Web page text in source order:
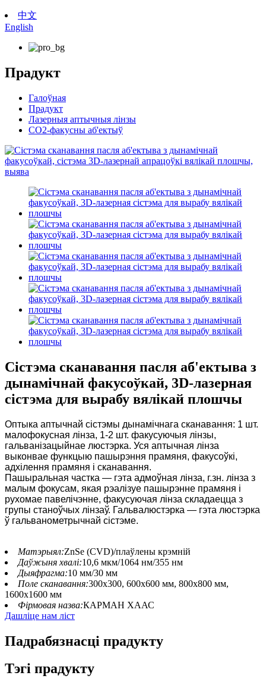
中文
English
Прадукт
Галоўная
Прадукт
Лазерныя аптычныя лінзы
CO2-факусны аб'ектыў
Сістэма сканавання пасля аб'ектыва з
дынамічнай факусоўкай, 3D-лазерная
сістэма для вырабу вялікай плошчы
Оптыка аптычнай сістэмы дынамічнага сканавання: 1 шт.
малофокусная лінза, 1-2 шт. факусуючыя лінзы,
гальванізацыйнае люстэрка. Уся аптычная лінза
выконвае функцыю пашырэння прамяня, факусоўкі,
адхілення прамяня і сканавання.
Пашыральная частка — гэта адмоўная лінза, г.зн. лінза з
малым фокусам, якая рэалізуе пашырэнне прамяня і
рухомае павелічэнне, факусуючая лінза складаецца з
групы станоўчых лінзаў. Гальвалюстэрка — гэта люстэрка
ў гальванометрычнай сістэме.
Матэрыял:ZnSe (CVD)/плаўлены крэмній
Даўжыня хвалі:10,6 мкм/1064 нм/355 нм
Дыяфрагма:10 мм/30 мм
Поле сканавання:300x300, 600x600 мм, 800x800 мм,
1600x1600 мм
Фірмовая назва:КАРМАН ХААС
Дашліце нам ліст
Падрабязнасці прадукту
Тэгі прадукту